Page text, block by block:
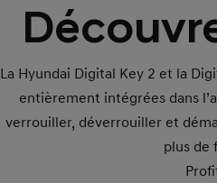
La Hyundai Digital Key 2 et la
entièrement intégrées dans
verrouiller, déverrouiller et
plus de